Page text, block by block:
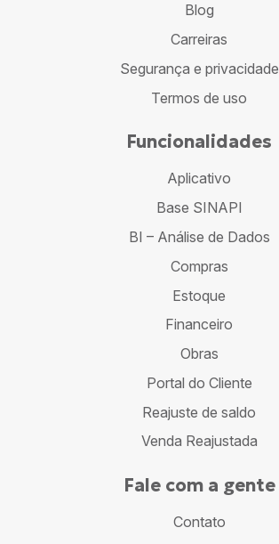
Blog
Carreiras
Segurança e privacidade
Termos de uso
Funcionalidades
Aplicativo
Base SINAPI
BI – Análise de Dados
Compras
Estoque
Financeiro
Obras
Portal do Cliente
Reajuste de saldo
Venda Reajustada
Fale com a gente
Contato